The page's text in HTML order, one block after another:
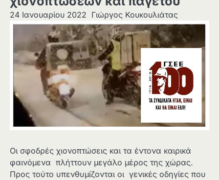
24 Ιανουαρίου 2022 Γιώργος Κουκουλιάτας
Οι σφοδρές χιονοπτώσεις και τα έντονα καιρικά
φαινόμενα πλήττουν μεγάλο μέρος της χώρας.
Προς τούτο υπενθυμίζονται οι γενικές οδηγίες που